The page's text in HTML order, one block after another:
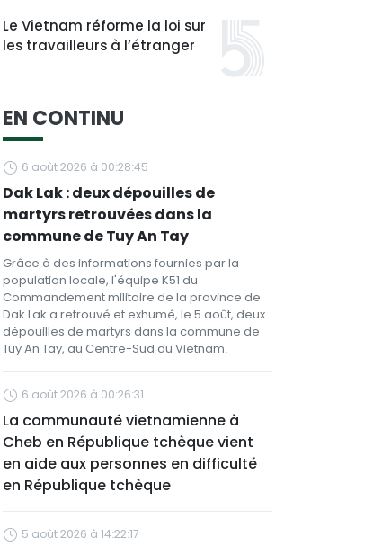
Le Vietnam réforme la loi sur
les travailleurs à l’étranger
EN CONTINU
6 août 2026 à 00:28:45
Dak Lak : deux dépouilles de
martyrs retrouvées dans la
commune de Tuy An Tay
Grâce à des informations fournies par la
population locale, l'équipe K51 du
Commandement militaire de la province de
Dak Lak a retrouvé et exhumé, le 5 août, deux
dépouilles de martyrs dans la commune de
Tuy An Tay, au Centre-Sud du Vietnam.
6 août 2026 à 00:26:31
La communauté vietnamienne à
Cheb en République tchèque vient
en aide aux personnes en difficulté
en République tchèque
5 août 2026 à 14:22:17